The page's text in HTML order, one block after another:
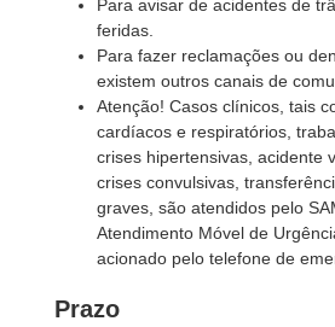
Para avisar de acidentes de
feridas.
Para fazer reclamações ou
existem outros canais de
Atenção! Casos clínicos, tais
cardíacos e respiratórios,
crises hipertensivas, acidente
crises convulsivas,
graves, são atendidos pelo
Atendimento Móvel de
acionado pelo telefone de
Prazo